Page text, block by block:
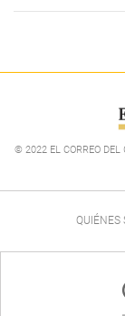
© 2022 EL CORREO DEL
QUIÉNES